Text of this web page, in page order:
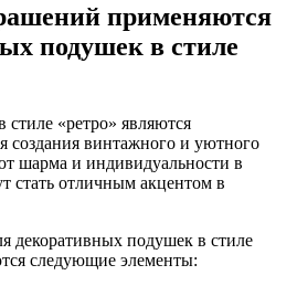
применяются
подушек в стиле
«ретро» являются
создания винтажного и уютного
шарма и индивидуальности в
стать отличным акцентом в
декоративных подушек в стиле
следующие элементы: